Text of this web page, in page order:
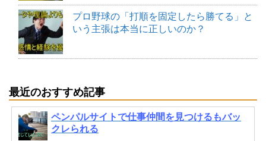
プロ野球の「打順を固定したら勝てる」と
いう主張は本当に正しいのか？
最近のおすすめ記事
ペンパルサイトで仕事仲間を見つけるもバッ
クレられる